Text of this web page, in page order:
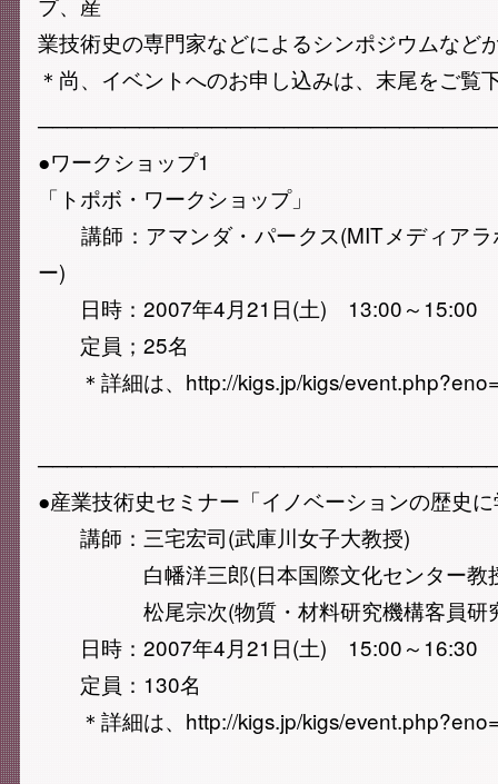
業技術史の専門家などによるシンポジウムなど
＊尚、イベントへのお申し込みは、末尾をご覧
●ワークショップ1
「トポボ・ワークショップ」
講師：アマンダ・パークス(MITメディアラ
ー)
日時：2007年4月21日(土) 13:00～15:00
定員；25名
＊詳細は、http://kigs.jp/kigs/
●産業技術史セミナー「イノベーションの歴史
講師：三宅宏司(武庫川女子大教授)
白幡洋三郎(日本国際文化センター教
松尾宗次(物質・材料研究機構客員研
日時：2007年4月21日(土) 15:00～16:30
定員：130名
＊詳細は、http://kigs.jp/kigs/